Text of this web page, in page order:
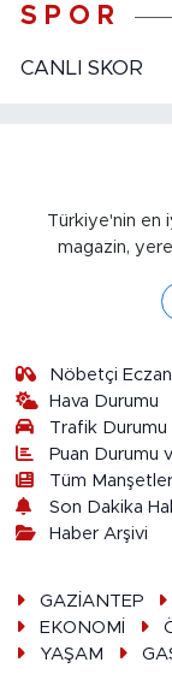
S P O R
CANLI SKOR
Türkiye'nin en
magazin,
Nöbetçi
Hava Durumu
Trafik Durumu
Puan Durumu
Tüm Manşetler
Son Dakika
Haber Arşivi
GAZİANTEP
EKONOMİ
YAŞAM